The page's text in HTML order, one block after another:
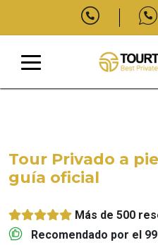
Tour Privado a
guía oficial
Más de 500
Recomendado por el